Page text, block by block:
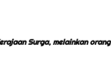
Surga, melainkan orang